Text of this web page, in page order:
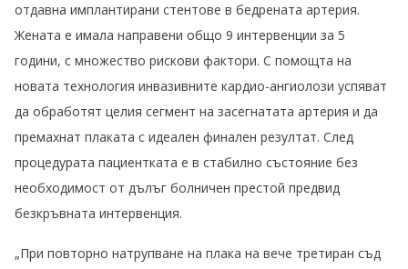
отдавна имплантирани стентове в бедрената артерия.
Жената е имала направени общо 9 интервенции за 5
години, с множество рискови фактори. С помощта на
новата технология инвазивните кардио-ангиолози успяват
да обработят целия сегмент на засегнатата артерия и да
премахнат плаката с идеален финален резултат. След
процедурата пациентката е в стабилно състояние без
необходимост от дълъг болничен престой предвид
безкръвната интервенция.
„При повторно натрупване на плака на вече третиран съд